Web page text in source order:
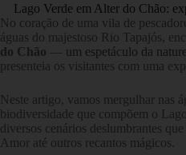
Lago Verde em Alter do Chão:
No coração de uma vila de
águas do majestoso Rio Tapajós,
do Chão
um espetáculo da
presenteia os visitantes com uma
Neste artigo, vamos mergulhar nas
biodiversidade que compõem o
diversos cenários deslumbrantes
Amor até outros recantos mágicos.